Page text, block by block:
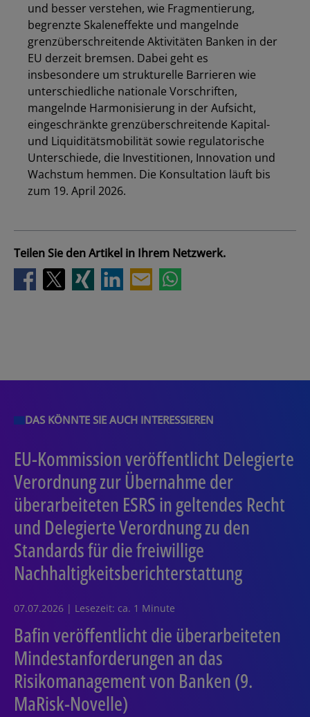
und besser verstehen, wie Fragmentierung,
begrenzte Skaleneffekte und mangelnde
grenzüberschreitende Aktivitäten Banken in der
EU derzeit bremsen. Dabei geht es
insbesondere um strukturelle Barrieren wie
unterschiedliche nationale Vorschriften,
mangelnde Harmonisierung in der Aufsicht,
eingeschränkte grenzüberschreitende Kapital-
und Liquiditätsmobilität sowie regulatorische
Unterschiede, die Investitionen, Innovation und
Wachstum hemmen. Die Konsultation läuft bis
zum 19. April 2026.
Teilen Sie den Artikel in Ihrem Netzwerk.
DAS KÖNNTE SIE AUCH INTERESSIEREN
EU-Kommission veröffentlicht Delegierte
Verordnung zur Übernahme der
überarbeiteten ESRS in geltendes Recht
und Delegierte Verordnung zu den
Standards für die freiwillige
Nachhaltigkeitsberichterstattung
07.07.2026 | Lesezeit: ca. 1 Minute
Bafin veröffentlicht die überarbeiteten
Mindestanforderungen an das
Risikomanagement von Banken (9.
MaRisk-Novelle)
Los